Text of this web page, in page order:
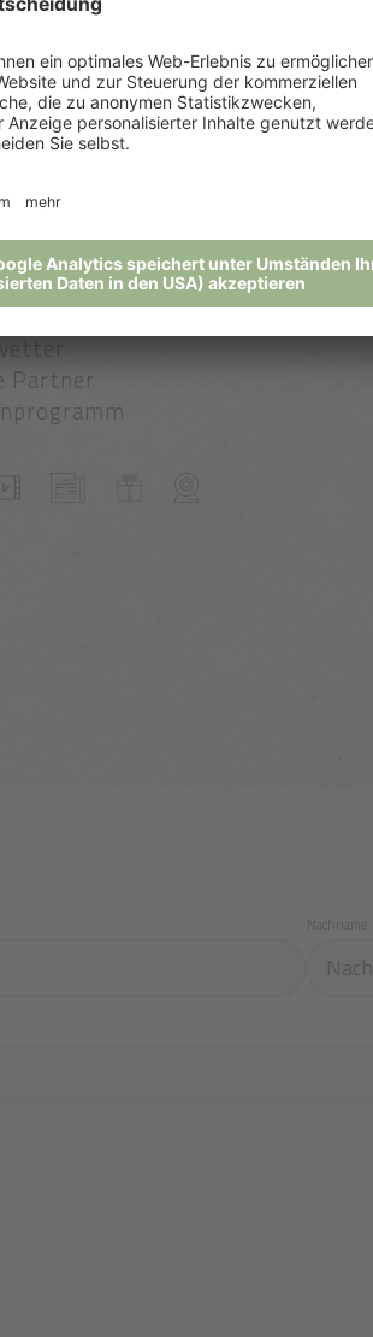
Circle
Partner
Nachname